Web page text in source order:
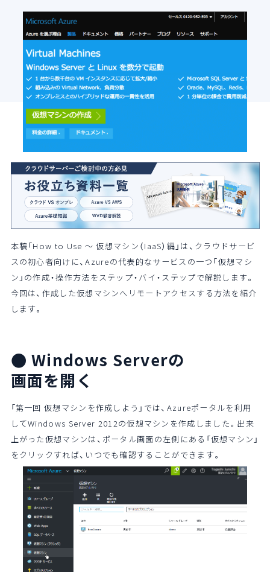
イベント・セミナー
よくある質問
SB C&Sの強み
本稿「How to Use ～ 仮想マシン（IaaS）編」は、クラウドサービ
スの初心者向けに、Azureの代表的なサービスの一つ「仮想マシ
ン」の作成・操作方法をステップ・バイ・ステップで解説します。
今回は、作成した仮想マシンへリモートアクセスする方法を紹介
します。
● Windows Serverの
画面を開く
「第一回 仮想マシンを作成しよう」では、Azureポータルを利用
してWindows Server 2012の仮想マシンを作成しました。出来
上がった仮想マシンは、ポータル画面の左側にある「仮想マシン」
をクリックすれば、いつでも確認することができます。